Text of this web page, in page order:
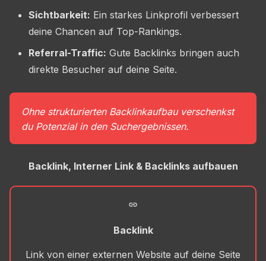
Sichtbarkeit: Ein starkes Linkprofil verbessert
deine Chancen auf Top-Rankings.
Referral-Traffic: Gute Backlinks bringen auch
direkte Besucher auf deine Seite.
Ohne strukturierten Backlinkaufbau verschenkst
du Potenzial in den Suchergebnissen.
Backlink, Interner Link & Backlinks aufbauen
Backlink
Link von einer externen Website auf deine Seite